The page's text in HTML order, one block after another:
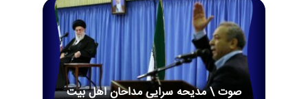
صوت \ مدیحه سرایی مداحان اهل بیت